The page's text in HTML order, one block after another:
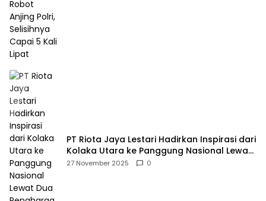
PT Riota Jaya Lestari Hadirkan Inspirasi dari
Kolaka Utara ke Panggung Nasional Lewat
Dua Penghargaan Bergengsi
27 November 2025 0